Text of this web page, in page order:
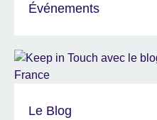
Événements
Le Blog